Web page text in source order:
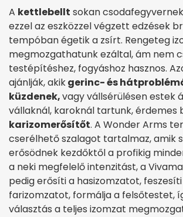
A kettlebellt sokan
ezzel az eszközzel végzett edzések
tempóban égetik a zsírt. Rengeteg
megmozgathatunk ezáltal, ám nem
testépítéshez, fogyáshoz hasznos.
ajánlják, akikgerinc- és
küzdenek,vagy vállsérülésen estek
vállaknál, karoknál tartunk, érdemes
karizomerősítőt. A Wonder Arms
cserélhető szalagot tartalmaz, amik
erősödnek kezdőktől a profikig
a neki megfelelő intenzitást, a
pedig erősíti a hasizomzatot,
farizomzatot, formálja a felsőtestet,
választás a teljes izomzat